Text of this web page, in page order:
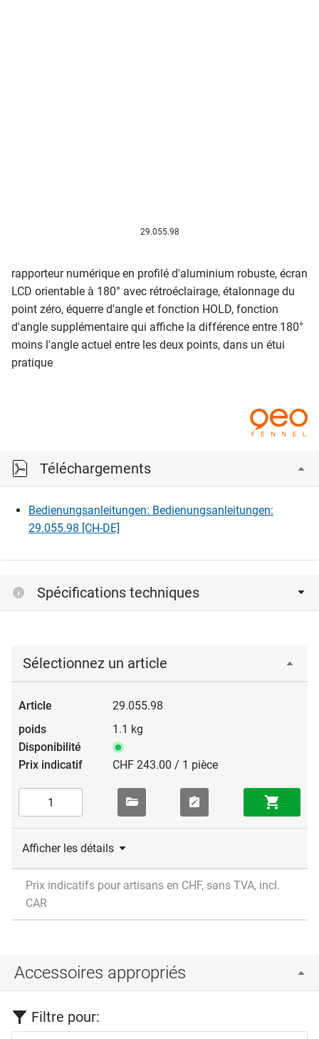
29.055.98
rapporteur numérique en profilé d'aluminium robuste, écran
LCD orientable à 180° avec rétroéclairage, étalonnage du
point zéro, équerre d'angle et fonction HOLD, fonction
d'angle supplémentaire qui affiche la différence entre 180°
moins l'angle actuel entre les deux points, dans un étui
pratique
Téléchargements
Bedienungsanleitungen: Bedienungsanleitungen:
29.055.98 [CH-DE]
Spécifications techniques
Sélectionnez un article
29.055.98
1.1 kg
CHF 243.00 / 1 pièce
Afficher les détails
Prix indicatifs pour artisans en CHF, sans TVA, incl.
CAR
Accessoires appropriés
Filtre pour: